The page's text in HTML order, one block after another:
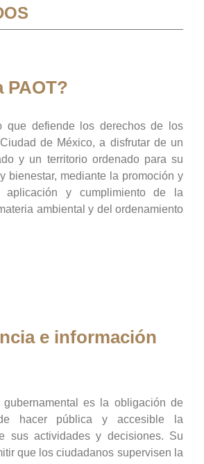
PAOT?
que defiende los derechos de los
de México, a disfrutar de un
y un territorio ordenado para su
bienestar, mediante la promoción y
y cumplimiento de la
ambiental y del ordenamiento
e información
gubernamental es la obligación de
hacer pública y accesible la
sus actividades y decisiones. Su
que los ciudadanos supervisen la